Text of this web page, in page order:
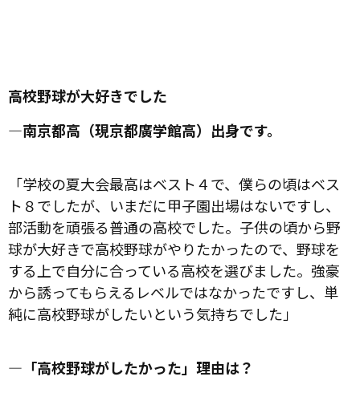
高校野球が大好きでした
―南京都高（現京都廣学館高）出身です。
「学校の夏大会最高はベスト４で、僕らの頃はベス
ト８でしたが、いまだに甲子園出場はないですし、
部活動を頑張る普通の高校でした。子供の頃から野
球が大好きで高校野球がやりたかったので、野球を
する上で自分に合っている高校を選びました。強豪
から誘ってもらえるレベルではなかったですし、単
純に高校野球がしたいという気持ちでした」
―「高校野球がしたかった」理由は？